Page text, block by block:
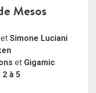
Mesos
et Simone Luciani
et Gigamic
2 à 5